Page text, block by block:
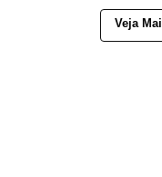
Veja